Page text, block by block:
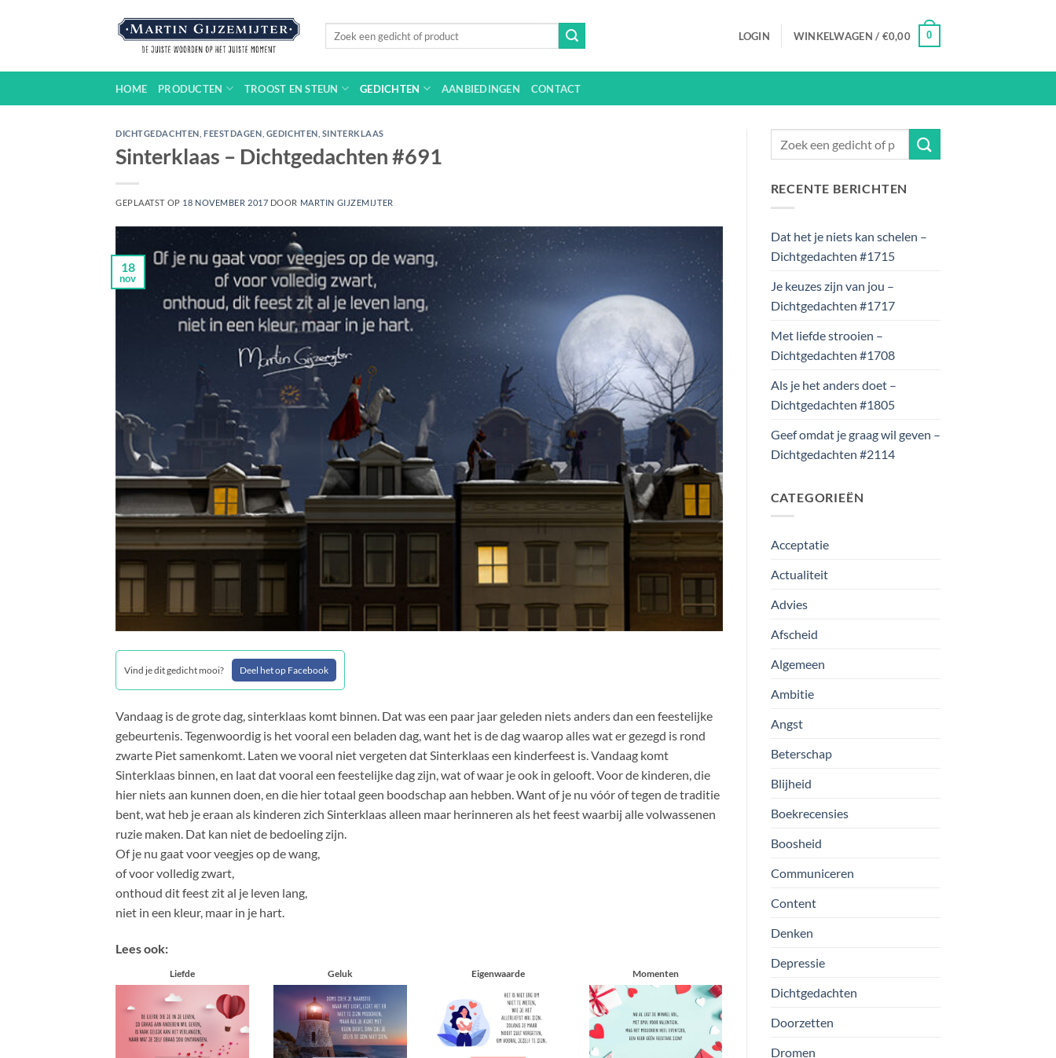
LOGIN WINKELWAGEN / €0,00 0
HOME PRODUCTEN TROOST EN STEUN GEDICHTEN AANBIEDINGEN CONTACT
DICHTGEDACHTEN FEESTDAGEN GEDICHTEN SINTERKLAAS
Sinterklaas – Dichtgedachten #691
GEPLAATST OP 18 NOVEMBER 2017 DOOR MARTIN GIJZEMIJTER
18
nov
Vind je dit gedicht mooi? Deel het op Facebook
Vandaag is de grote dag, sinterklaas komt binnen. Dat was een paar jaar geleden niets anders dan een feestelijke
gebeurtenis. Tegenwoordig is het vooral een beladen dag, want het is de dag waarop alles wat er gezegd is rond
zwarte Piet samenkomt. Laten we vooral niet vergeten dat Sinterklaas een kinderfeest is. Vandaag komt
Sinterklaas binnen, en laat dat vooral een feestelijke dag zijn, wat of waar je ook in gelooft. Voor de kinderen, die
hier niets aan kunnen doen, en die hier totaal geen boodschap aan hebben. Want of je nu vóór of tegen de traditie
bent, wat heb je eraan als kinderen zich Sinterklaas alleen maar herinneren als het feest waarbij alle volwassenen
ruzie maken. Dat kan niet de bedoeling zijn.
Of je nu gaat voor veegjes op de wang,
of voor volledig zwart,
onthoud dit feest zit al je leven lang,
niet in een kleur, maar in je hart.
Lees ook:
Liefde Geluk Eigenwaarde Momenten
RECENTE BERICHTEN
Dat het je niets kan schelen –
Dichtgedachten #1715
Je keuzes zijn van jou –
Dichtgedachten #1717
Met liefde strooien –
Dichtgedachten #1708
Als je het anders doet –
Dichtgedachten #1805
Geef omdat je graag wil geven –
Dichtgedachten #2114
CATEGORIEËN
Acceptatie
Actualiteit
Advies
Afscheid
Algemeen
Ambitie
Angst
Beterschap
Blijheid
Boekrecensies
Boosheid
Communiceren
Content
Denken
Depressie
Dichtgedachten
Doorzetten
Dromen